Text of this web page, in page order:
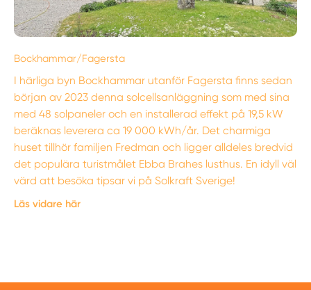
Bockhammar/Fagersta
I härliga byn Bockhammar utanför Fagersta finns sedan
början av 2023 denna solcellsanläggning som med sina
med 48 solpaneler och en installerad effekt på 19,5 kW
beräknas leverera ca 19 000 kWh/år. Det charmiga
huset tillhör familjen Fredman och ligger alldeles bredvid
det populära turistmålet Ebba Brahes lusthus. En idyll väl
värd att besöka tipsar vi på Solkraft Sverige!
Läs vidare här